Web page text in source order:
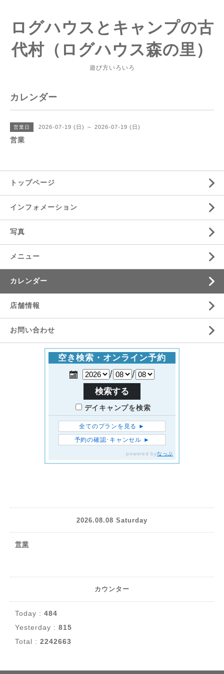
ログハウスとキャンプの古
代村（ログハウス森の里）
遊び方いろいろ
カレンダー
営業日 2026-07-19 (日) ～ 2026-07-19 (日)
営業
トップページ
インフォメーション
写真
メニュー
カレンダー
店舗情報
お問い合わせ
2026.08.08 Saturday
営業
カウンター
Today : 484
Yesterday : 815
Total : 2242663